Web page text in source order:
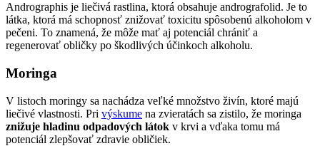
Andrographis je liečivá rastlina, ktorá obsahuje andrografolid. Je to
látka, ktorá má schopnosť znižovať toxicitu spôsobenú alkoholom v
pečeni. To znamená, že môže mať aj potenciál chrániť a
regenerovať obličky po škodlivých účinkoch alkoholu.
Moringa
V listoch moringy sa nachádza veľké množstvo živín, ktoré majú
liečivé vlastnosti. Pri výskume na zvieratách sa zistilo, že moringa
znižuje hladinu odpadových látok v krvi a vďaka tomu má
potenciál zlepšovať zdravie obličiek.